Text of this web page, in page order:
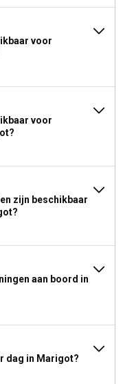
voor
voor
zijn beschikbaar
aan boord in
dag in Marigot?